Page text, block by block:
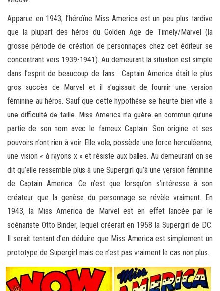
Apparue en 1943, l’héroïne Miss America est un peu plus tardive
que la plupart des héros du Golden Age de Timely/Marvel (la
grosse période de création de personnages chez cet éditeur se
concentrant vers 1939-1941). Au demeurant la situation est simple
dans l’esprit de beaucoup de fans : Captain America était le plus
gros succès de Marvel et il s’agissait de fournir une version
féminine au héros. Sauf que cette hypothèse se heurte bien vite à
une difficulté de taille. Miss America n’a guère en commun qu’une
partie de son nom avec le fameux Captain. Son origine et ses
pouvoirs n’ont rien à voir. Elle vole, possède une force herculéenne,
une vision « à rayons x » et résiste aux balles. Au demeurant on se
dit qu’elle ressemble plus à une Supergirl qu’à une version féminine
de Captain America. Ce n’est que lorsqu’on s’intéresse à son
créateur que la genèse du personnage se révèle vraiment. En
1943, la Miss America de Marvel est en effet lancée par le
scénariste Otto Binder, lequel créerait en 1958 la Supergirl de DC.
Il serait tentant d’en déduire que Miss America est simplement un
prototype de Supergirl mais ce n’est pas vraiment le cas non plus.